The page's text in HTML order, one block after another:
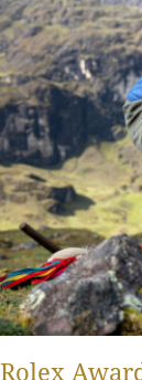
Rolex